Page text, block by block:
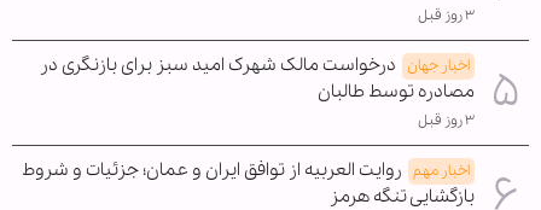
۳ روز قبل
اخبار جهان درخواست مالک شهرک امید سبز برای بازنگری در
مصادره توسط طالبان
۳ روز قبل
اخبار مهم روایت العربیه از توافق ایران و عمان؛ جزئیات و شروط
بازگشایی تنگه هرمز